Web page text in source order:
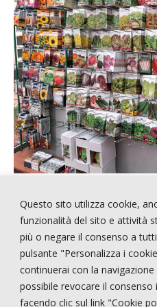
Questo sito utilizza cookie,
funzionalità del sito e attività
più o negare il consenso a
pulsante "Personalizza i
continuerai con la
possibile revocare il
facendo clic sul link "Cookie
ARTICOLI RECENTI
!!!!! CERCASI PERSONALE !!!!
STRANGE STYLE
NEPENTHES